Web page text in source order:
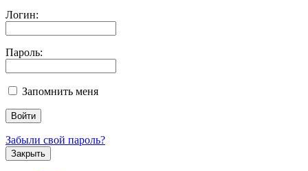
Логин:
Пароль:
Запомнить меня
Забыли свой пароль?
Закрыть